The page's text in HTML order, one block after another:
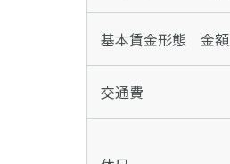
基本賃金形態 金額
交通費